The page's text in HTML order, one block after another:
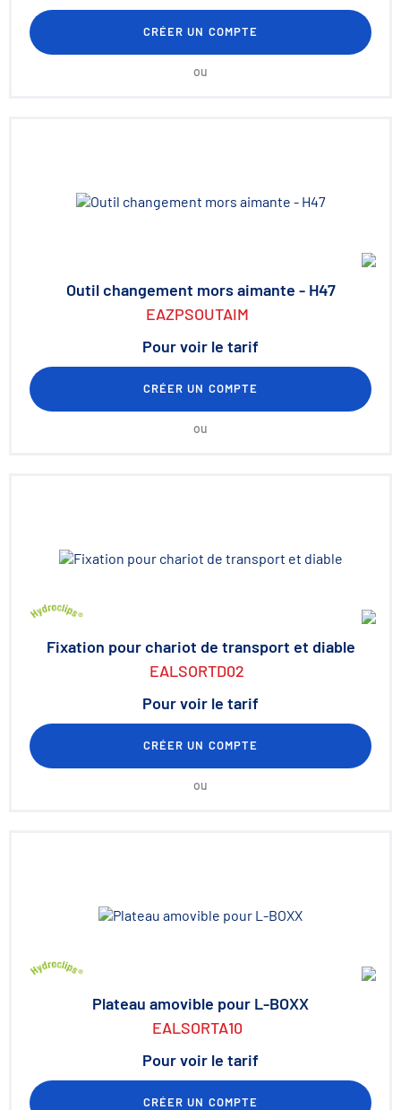
CRÉER UN COMPTE
ou
Outil changement mors aimante - H47
EAZPSOUTAIM
Pour voir le tarif
CRÉER UN COMPTE
ou
Fixation pour chariot de transport et diable
EALSORTD02
Pour voir le tarif
CRÉER UN COMPTE
ou
Plateau amovible pour L-BOXX
EALSORTA10
Pour voir le tarif
CRÉER UN COMPTE